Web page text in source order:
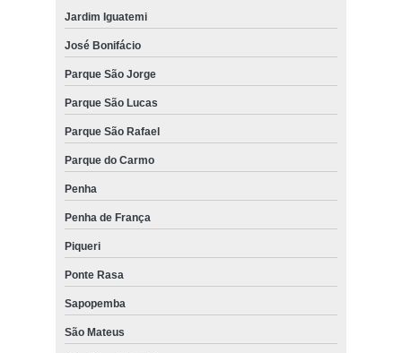
Jardim Iguatemi
José Bonifácio
Parque São Jorge
Parque São Lucas
Parque São Rafael
Parque do Carmo
Penha
Penha de França
Piqueri
Ponte Rasa
Sapopemba
São Mateus